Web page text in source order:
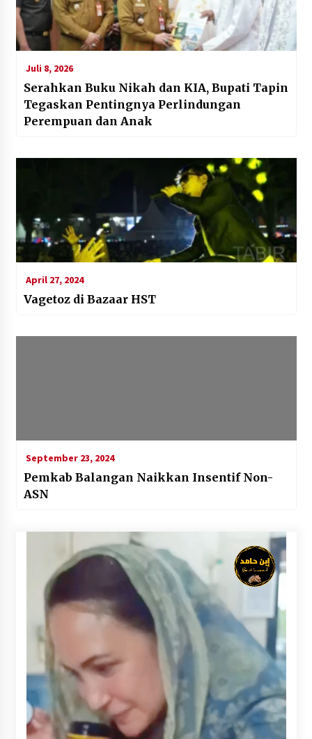
Juli 8, 2026
Serahkan Buku Nikah dan KIA, Bupati Tapin
Tegaskan Pentingnya Perlindungan
Perempuan dan Anak
April 27, 2024
Vagetoz di Bazaar HST
September 23, 2024
Pemkab Balangan Naikkan Insentif Non-
ASN